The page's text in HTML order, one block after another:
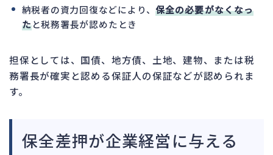
納税者の資力回復などにより、保全の必要がなくなっ
たと税務署長が認めたとき
担保としては、国債、地方債、土地、建物、または税
務署長が確実と認める保証人の保証などが認められま
す。
保全差押が企業経営に与える